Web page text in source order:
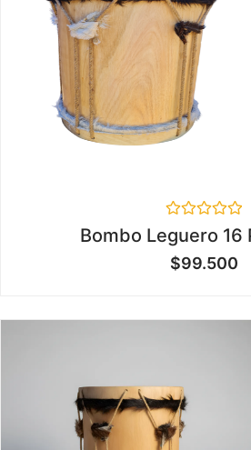
en
0
de
Bombo Leguero 16
$99.500